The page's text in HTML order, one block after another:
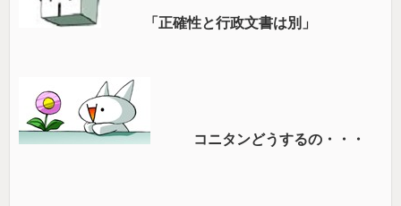
「正確性と行政文書は別」
コニタンどうするの・・・